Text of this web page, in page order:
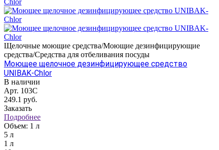
Щелочные моющие средства/Моющие дезинфицирующие
средства/Средства для отбеливания посуды
Моющее щелочное дезинфицирующее средство
UNIBAK-Chlor
В наличии
Арт. 103C
249.1 руб.
Заказать
Подробнее
Объем: 1 л
5 л
1 л